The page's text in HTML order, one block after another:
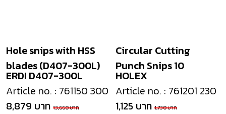
ERDI D407-300L
Hole snips with HSS
blades (D407-300L)
Article no. : 761150 300
8,879 บาท 13,660 บาท
HOLEX
Circular Cutting
Punch Snips 10
Article no. : 761201 230
1,125 บาท 1,730 บาท